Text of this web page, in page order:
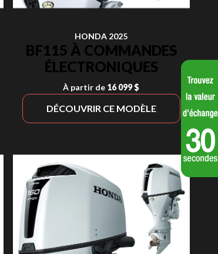
HONDA 2025
BF115 À COMMANDES
ÉLECTRONIQUES
À partir de 16 099 $
DÉCOUVRIR CE MODÈLE